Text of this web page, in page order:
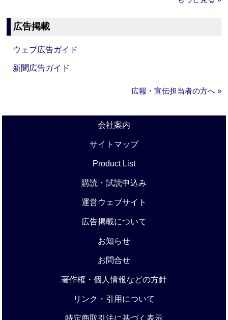
広告掲載
ウェブ広告ガイド
新聞広告ガイド
広報・宣伝担当者の方へ »
会社案内
サイトマップ
Product List
購読・試読申込み
運営ウェブサイト
広告掲載について
お知らせ
お問合せ
著作権・個人情報などの方針
リンク・引用について